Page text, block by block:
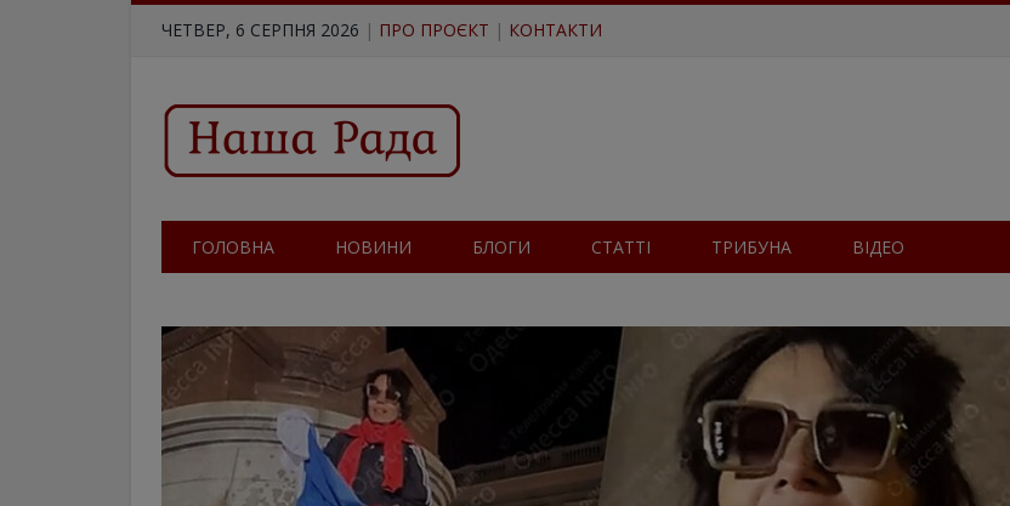
ЧЕТВЕР, 6 СЕРПНЯ 2026 | ПРО ПРОЄКТ | КОНТАКТИ
ГОЛОВНА НОВИНИ БЛОГИ СТАТТІ ТРИБУНА ВІДЕО